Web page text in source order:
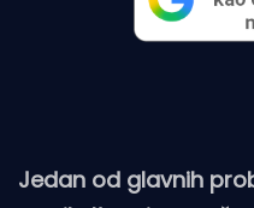
Jedan od glavnih